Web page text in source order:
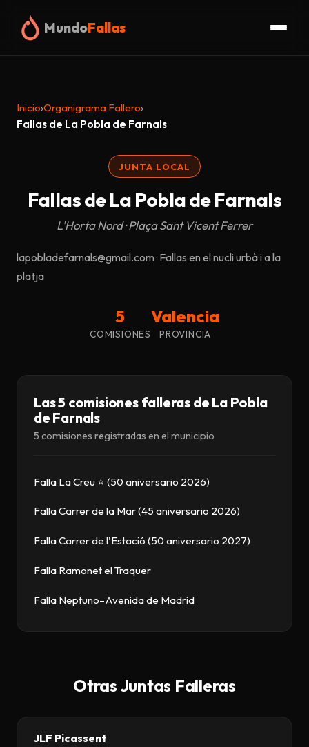
MundoFallas
Fallas
Organigrama
Glosario
Truc
Descargar
Inicio›Organigrama Fallero›
Fallas de La Pobla de Farnals
JUNTA LOCAL
Fallas de La Pobla de Farnals
L'Horta Nord · Plaça Sant Vicent Ferrer
lapobladefarnals@gmail.com · Fallas en el nucli urbà i a la
platja
5
COMISIONES
Valencia
PROVINCIA
Las 5 comisiones falleras de La Pobla
de Farnals
5 comisiones registradas en el municipio
Falla La Creu ⭐ (50 aniversario 2026)
Falla Carrer de la Mar (45 aniversario 2026)
Falla Carrer de l'Estació (50 aniversario 2027)
Falla Ramonet el Traquer
Falla Neptuno–Avenida de Madrid
Otras Juntas Falleras
JLF Picassent